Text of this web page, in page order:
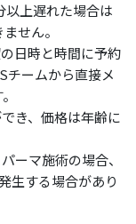
以上遅れた場合は
せん。
日時と時間に予約
チームから直接メ
き、価格は年齢に
ーマ施術の場合、
生する場合があり